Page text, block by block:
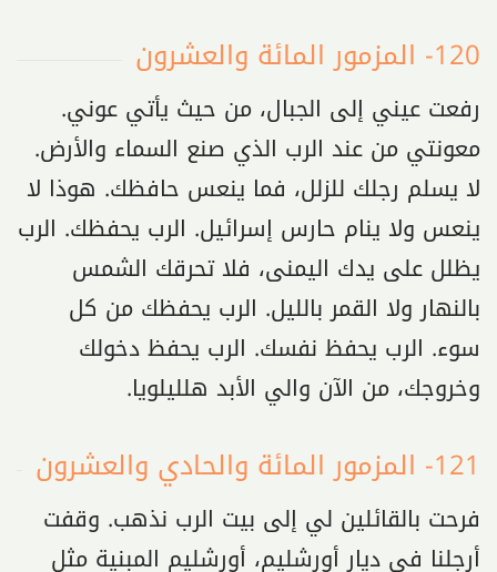
120- المزمور المائة والعشرون
رفعت عيني إلى الجبال، من حيث يأتي عوني.
معونتي من عند الرب الذي صنع السماء والأرض.
لا يسلم رجلك للزلل، فما ينعس حافظك. هوذا لا
ينعس ولا ينام حارس إسرائيل. الرب يحفظك. الرب
يظلل على يدك اليمنى، فلا تحرقك الشمس
بالنهار ولا القمر بالليل. الرب يحفظك من كل
سوء. الرب يحفظ نفسك. الرب يحفظ دخولك
وخروجك، من الآن والي الأبد هلليلويا.
121- المزمور المائة والحادي والعشرون
فرحت بالقائلين لي إلى بيت الرب نذهب. وقفت
أرجلنا في ديار أورشليم، أورشليم المبنية مثل